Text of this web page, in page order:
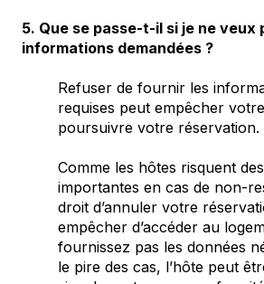
5. Que se passe-t-il si je ne veux
informations demandées ?
Refuser de fournir les
requises peut empêcher
poursuivre votre réservation.
Comme les hôtes risquent
importantes en cas de non-
droit d’annuler votre
empêcher d’accéder au
fournissez pas les données
le pire des cas, l’hôte peut